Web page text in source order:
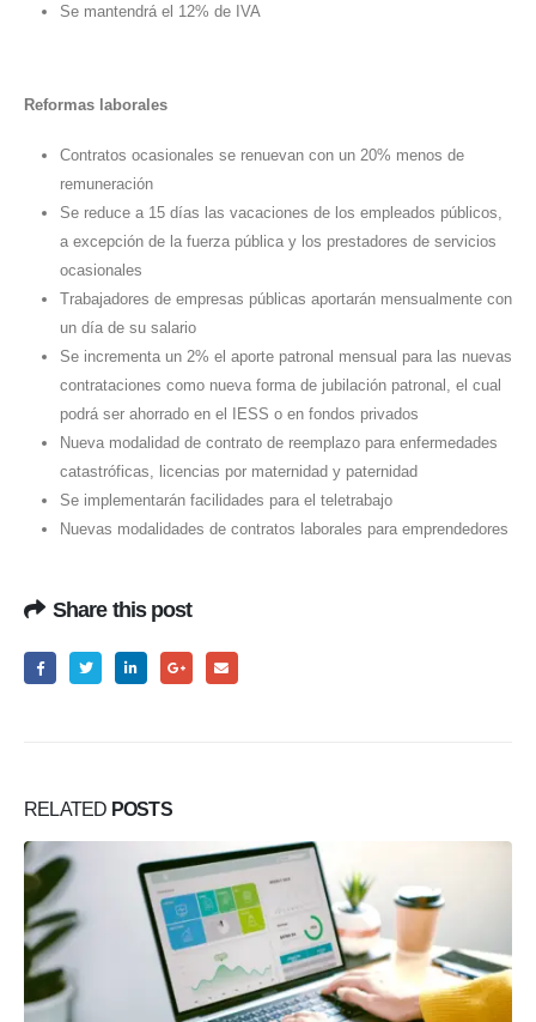
Se mantendrá el 12% de IVA
Reformas laborales
Contratos ocasionales se renuevan con un 20% menos de
remuneración
Se reduce a 15 días las vacaciones de los empleados públicos,
a excepción de la fuerza pública y los prestadores de servicios
ocasionales
Trabajadores de empresas públicas aportarán mensualmente con
un día de su salario
Se incrementa un 2% el aporte patronal mensual para las nuevas
contrataciones como nueva forma de jubilación patronal, el cual
podrá ser ahorrado en el IESS o en fondos privados
Nueva modalidad de contrato de reemplazo para enfermedades
catastróficas, licencias por maternidad y paternidad
Se implementarán facilidades para el teletrabajo
Nuevas modalidades de contratos laborales para emprendedores
Share this post
RELATED POSTS